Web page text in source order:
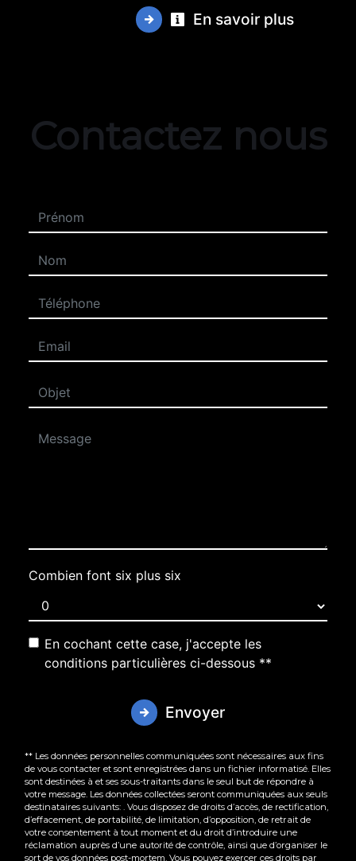
En savoir plus
Contactez nous
Combien font six plus six
En cochant cette case, j'accepte les
conditions particulières ci-dessous **
Envoyer
** Les données personnelles communiquées sont nécessaires aux fins
de vous contacter et sont enregistrées dans un fichier informatisé. Elles
sont destinées à et ses sous-traitants dans le seul but de répondre à
votre message. Les données collectées seront communiquées aux seuls
destinataires suivants: . Vous disposez de droits d’accès, de rectification,
d’effacement, de portabilité, de limitation, d’opposition, de retrait de
votre consentement à tout moment et du droit d’introduire une
réclamation auprès d’une autorité de contrôle, ainsi que d’organiser le
sort de vos données post-mortem. Vous pouvez exercer ces droits par